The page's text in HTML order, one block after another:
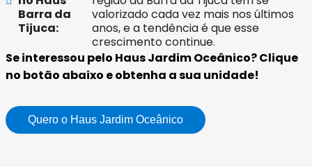
Barra da
Tijuca:
valorizado cada vez mais nos últimos
anos, e a tendência é que esse
crescimento continue.
Se interessou pelo Haus Jardim Oceânico? Clique
no botão abaixo e obtenha a sua unidade!
Quero o Haus Jardim Oceânico